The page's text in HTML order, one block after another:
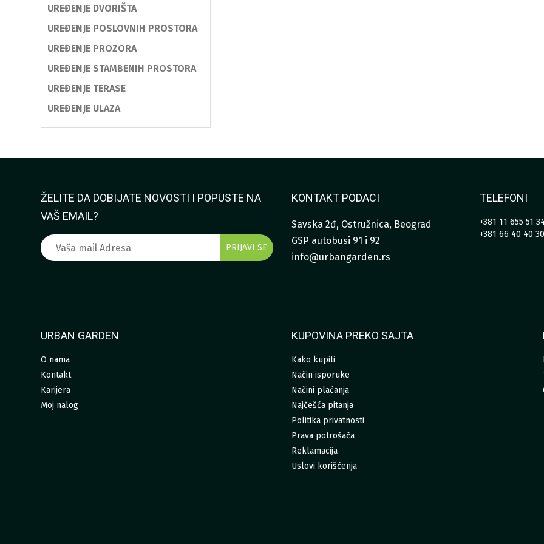
UREĐENJE DVORIŠTA
UREĐENJE POSLOVNIH PROSTORA
UREĐENJE PROZORA
UREĐENJE STAMBENIH PROSTORA
UREĐENJE TERASE
UREĐENJE ULAZA
ŽELITE DA DOBIJATE NOVOSTI I POPUSTE NA
VAŠ EMAIL?
KONTAKT PODACI
Savska 2đ, Ostružnica, Beograd
GSP autobusi 91 i 92
info@urbangarden.rs
TELEFONI
+381 11 655 51
+381 66 40 40
URBAN GARDEN
O nama
Kontakt
Karijera
Moj nalog
KUPOVINA PREKO SAJTA
Kako kupiti
Način isporuke
Načini plaćanja
Najčešća pitanja
Politika privatnosti
Prava potrošača
Reklamacija
Uslovi korišćenja